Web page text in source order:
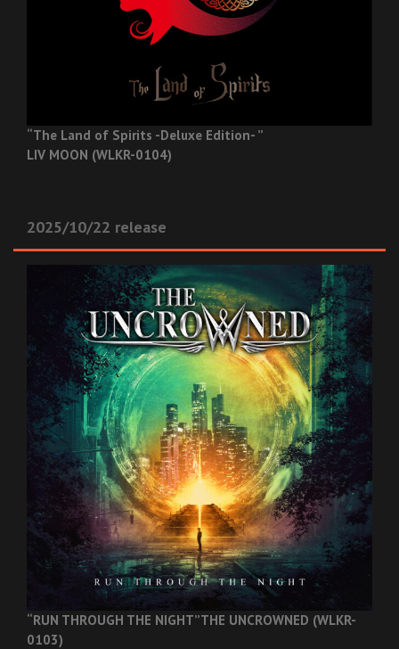
“The Land of Spirits -Deluxe Edition- ”
LIV MOON (WLKR-0104)
2025/10/22 release
“RUN THROUGH THE NIGHT”THE UNCROWNED (WLKR-
0103)